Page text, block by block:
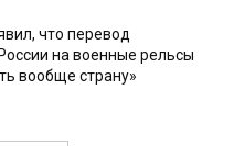
что перевод
на военные рельсы
вообще страну»